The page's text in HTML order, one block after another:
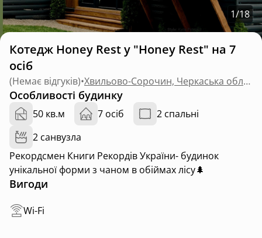
1/18
Котедж Honey Rest у "Honey Rest" на 7
осіб
(Немає відгуків)• Хвильово-Сорочин, Черкаська область
Особливості будинку
50 кв.м 7 осіб
2 спальні
2 санвузла
Рекордсмен Книги Рекордів України- будинок
унікальної форми з чаном в обіймах лісу🌲
Вигоди
Wi-Fi